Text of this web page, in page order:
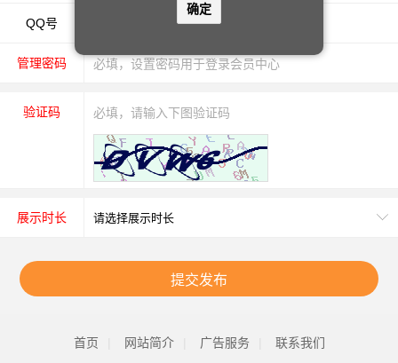
确定
QQ号
管理密码
验证码
展示时长
提交发布
首页 网站简介 广告服务 联系我们